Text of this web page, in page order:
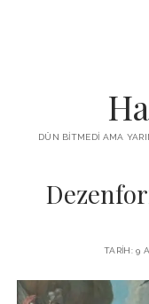
İYI
DÜN BITMEDI AMA
TARIH: 9